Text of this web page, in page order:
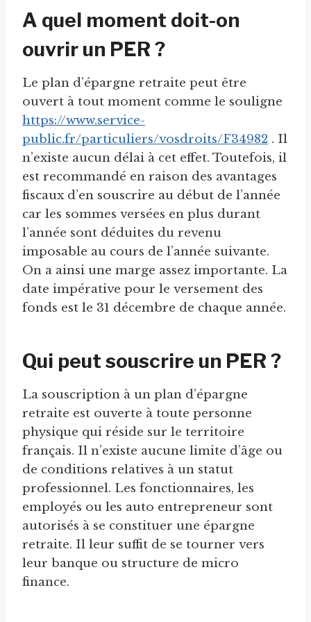
A quel moment doit-on
ouvrir un PER ?
Le plan d’épargne retraite peut être
ouvert à tout moment comme le souligne
https://www.service-
public.fr/particuliers/vosdroits/F34982 . Il
n’existe aucun délai à cet effet. Toutefois, il
est recommandé en raison des avantages
fiscaux d’en souscrire au début de l’année
car les sommes versées en plus durant
l’année sont déduites du revenu
imposable au cours de l’année suivante.
On a ainsi une marge assez importante. La
date impérative pour le versement des
fonds est le 31 décembre de chaque année.
Qui peut souscrire un PER ?
La souscription à un plan d’épargne
retraite est ouverte à toute personne
physique qui réside sur le territoire
français. Il n’existe aucune limite d’âge ou
de conditions relatives à un statut
professionnel. Les fonctionnaires, les
employés ou les auto entrepreneur sont
autorisés à se constituer une épargne
retraite. Il leur suffit de se tourner vers
leur banque ou structure de micro
finance.